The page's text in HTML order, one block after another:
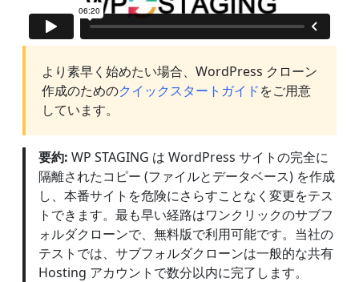
より素早く始めたい場合、WordPress クローン
作成のためのクイックスタートガイドをご用意
しています。
要約: WP STAGING は WordPress サイトの完全に
隔離されたコピー (ファイルとデータベース) を作成
し、本番サイトを危険にさらすことなく変更をテス
トできます。最も早い経路はワンクリックのサブフ
ォルダクローンで、無料版で利用可能です。当社の
テストでは、サブフォルダクローンは一般的な共有
Hosting アカウントで数分以内に完了します。